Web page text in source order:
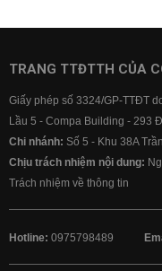
TRANG TTĐTTH CỦA
Giấy phép số 3324/GP-TTĐT
Lầu 5 - Compa Building - 293
Chi nhánh: Số 5 - Khu 38A
Chịu trách nhiệm nội dung:
Trách nhiệm về thông tin
Hotline: 0975798489